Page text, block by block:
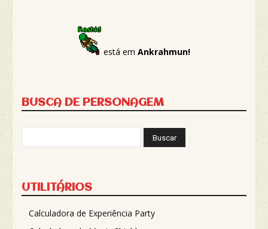
está em Ankrahmun!
BUSCA DE PERSONAGEM
UTILITÁRIOS
Calculadora de Experiência Party